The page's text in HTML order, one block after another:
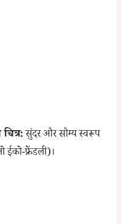
सुंदर और सौम्य स्वरूप
ईको-फ्रेंडली)।